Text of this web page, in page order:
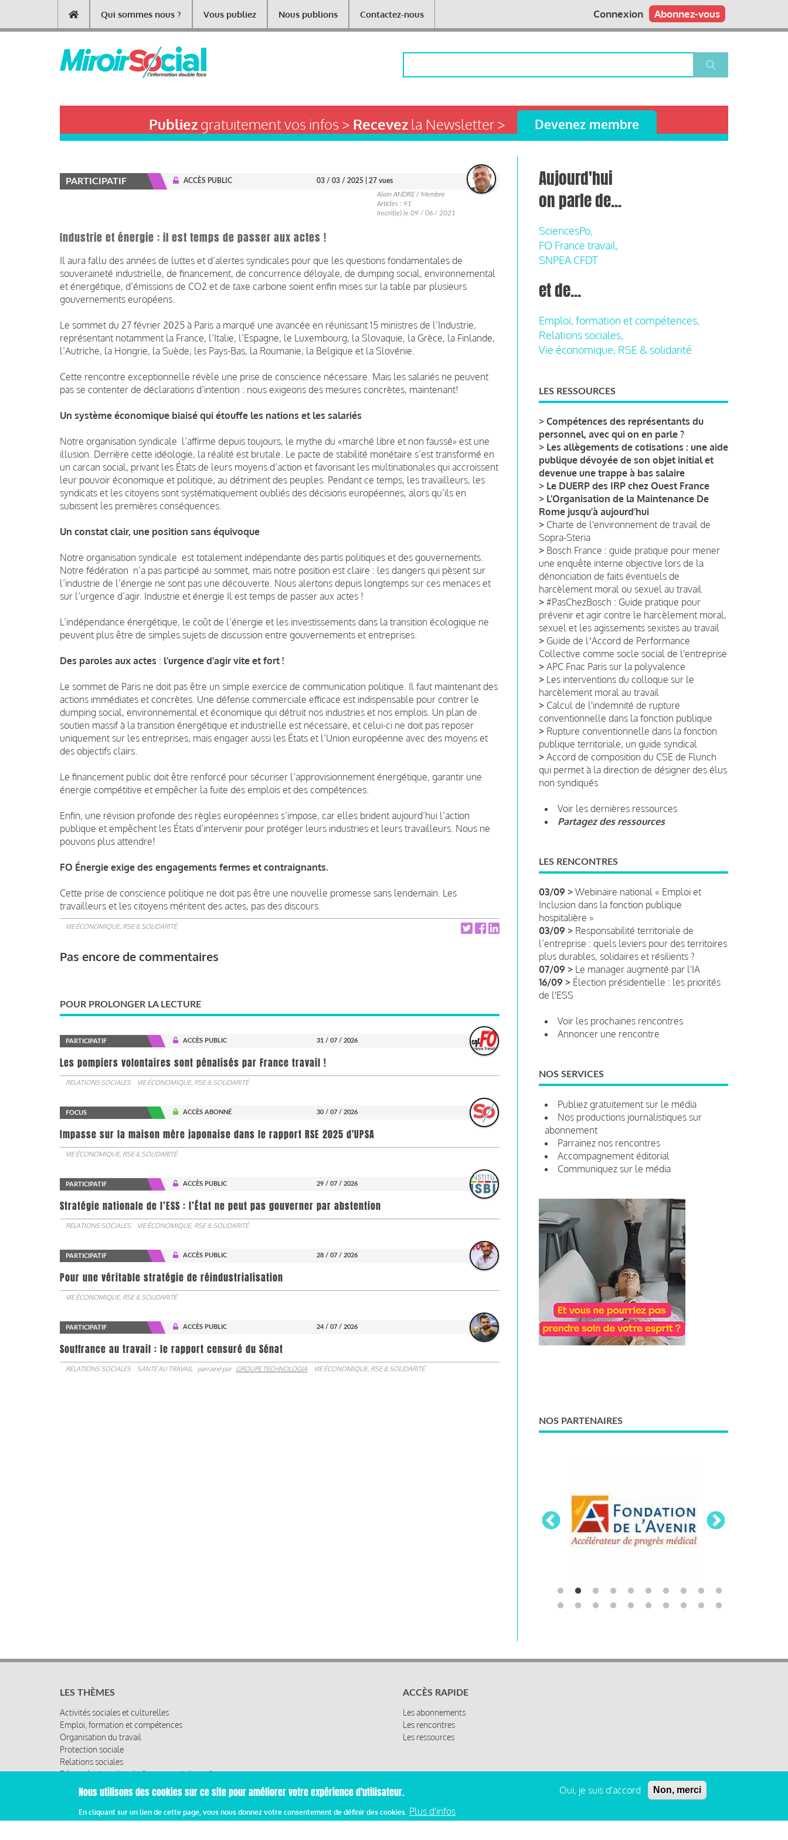
contenu
Main
navigation
Qui sommes nous ? Vous publiez Nous publions Contactez-nous Abonnez-vous
Connexion
Publiezgratuitement vos infos > Recevezla Newsletter > Devenez membre
PARTICIPATIF ACCÈS PUBLIC 03 / 03 / 2025
| 27 vues
Alain ANDRE / Membre
Articles : 91
Inscrit(e) le 09 / 06 / 2021
Industrie et énergie : il est temps de passer aux actes !
Il aura fallu des années de luttes et d’alertes syndicales pour que les questions fondamentales de
souveraineté industrielle, de financement, de concurrence déloyale, de dumping social, environnemental
et énergétique, d’émissions de CO2 et de taxe carbone soient enfin mises sur la table par plusieurs
gouvernements européens.
Le sommet du 27 février 2025 à Paris a marqué une avancée en réunissant 15 ministres de l’Industrie,
représentant notamment la France, l’Italie, l’Espagne, le Luxembourg, la Slovaquie, la Grèce, la Finlande,
l’Autriche, la Hongrie, la Suède, les Pays-Bas, la Roumanie, la Belgique et la Slovénie.
Cette rencontre exceptionnelle révèle une prise de conscience nécessaire. Mais les salariés ne peuvent
pas se contenter de déclarations d’intention : nous exigeons des mesures concrètes, maintenant!
Un système économique biaisé qui étouffe les nations et les salariés
Notre organisation syndicale l’affirme depuis toujours, le mythe du «marché libre et non faussé» est une
illusion. Derrière cette idéologie, la réalité est brutale. Le pacte de stabilité monétaire s’est transformé en
un carcan social, privant les États de leurs moyens d’action et favorisant les multinationales qui accroissent
leur pouvoir économique et politique, au détriment des peuples. Pendant ce temps, les travailleurs, les
syndicats et les citoyens sont systématiquement oubliés des décisions européennes, alors qu’ils en
subissent les premières conséquences.
Un constat clair, une position sans équivoque
Notre organisation syndicale est totalement indépendante des partis politiques et des gouvernements.
Notre fédération n’a pas participé au sommet, mais notre position est claire : les dangers qui pèsent sur
l’industrie de l’énergie ne sont pas une découverte. Nous alertons depuis longtemps sur ces menaces et
sur l’urgence d’agir. Industrie et énergie Il est temps de passer aux actes !
L’indépendance énergétique, le coût de l’énergie et les investissements dans la transition écologique ne
peuvent plus être de simples sujets de discussion entre gouvernements et entreprises.
Des paroles aux actes : l’urgence d’agir vite et fort !
Le sommet de Paris ne doit pas être un simple exercice de communication politique. Il faut maintenant des
actions immédiates et concrètes. Une défense commerciale efficace est indispensable pour contrer le
dumping social, environnemental et économique qui détruit nos industries et nos emplois. Un plan de
soutien massif à la transition énergétique et industrielle est nécessaire, et celui-ci ne doit pas reposer
uniquement sur les entreprises, mais engager aussi les États et l’Union européenne avec des moyens et
des objectifs clairs.
Le financement public doit être renforcé pour sécuriser l’approvisionnement énergétique, garantir une
énergie compétitive et empêcher la fuite des emplois et des compétences.
Enfin, une révision profonde des règles européennes s’impose, car elles brident aujourd’hui l’action
publique et empêchent les États d’intervenir pour protéger leurs industries et leurs travailleurs. Nous ne
pouvons plus attendre!
FO Énergie exige des engagements fermes et contraignants.
Cette prise de conscience politique ne doit pas être une nouvelle promesse sans lendemain. Les
travailleurs et les citoyens méritent des actes, pas des discours.
VIE ÉCONOMIQUE, RSE & SOLIDARITÉ
Pas encore de commentaires
POUR PROLONGER LA LECTURE
PARTICIPATIF ACCÈS PUBLIC 31 / 07 / 2026
Les pompiers volontaires sont pénalisés par France travail !
RELATIONS SOCIALES VIE ÉCONOMIQUE, RSE & SOLIDARITÉ
FOCUS ACCÈS ABONNÉ 30 / 07 / 2026
Impasse sur la maison mère japonaise dans le rapport RSE 2025 d'UPSA
VIE ÉCONOMIQUE, RSE & SOLIDARITÉ
PARTICIPATIF ACCÈS PUBLIC 29 / 07 / 2026
Stratégie nationale de l’ESS : l’État ne peut pas gouverner par abstention
RELATIONS SOCIALES VIE ÉCONOMIQUE, RSE & SOLIDARITÉ
PARTICIPATIF ACCÈS PUBLIC 28 / 07 / 2026
Pour une véritable stratégie de réindustrialisation
VIE ÉCONOMIQUE, RSE & SOLIDARITÉ
PARTICIPATIF ACCÈS PUBLIC 24 / 07 / 2026
Souffrance au travail : le rapport censuré du Sénat
RELATIONS SOCIALES SANTÉ AU TRAVAIL parrainé par GROUPE TECHNOLOGIA VIE ÉCONOMIQUE, RSE & SOLIDARITÉ
Aujourd'hui
on parle de...
SciencesPo,
FO France travail,
SNPEA CFDT
et de...
Emploi, formation et compétences,
Relations sociales,
Vie économique, RSE & solidarité
LES RESSOURCES
> Compétences des représentants du
personnel, avec qui on en parle ?
> Les allègements de cotisations : une aide
publique dévoyée de son objet initial et
devenue une trappe à bas salaire
> Le DUERP des IRP chez Ouest France
> L’Organisation de la Maintenance De
Rome jusqu’à aujourd’hui
> Charte de l'environnement de travail de
Sopra-Steria
> Bosch France : guide pratique pour mener
une enquête interne objective lors de la
dénonciation de faits éventuels de
harcèlement moral ou sexuel au travail
> #PasChezBosch : Guide pratique pour
prévenir et agir contre le harcèlement moral,
sexuel et les agissements sexistes au travail
> Guide de lʼAccord de Performance
Collective comme socle social de l'entreprise
> APC Fnac Paris sur la polyvalence
> Les interventions du colloque sur le
harcèlement moral au travail
> Calcul de l'indemnité de rupture
conventionnelle dans la fonction publique
> Rupture conventionnelle dans la fonction
publique territoriale, un guide syndical
> Accord de composition du CSE de Flunch
qui permet à la direction de désigner des élus
non syndiqués
Voir les dernières ressources
Partagez des ressources
LES RENCONTRES
03/09 > Webinaire national « Emploi et
Inclusion dans la fonction publique
hospitalière »
03/09 > Responsabilité territoriale de
l’entreprise : quels leviers pour des territoires
plus durables, solidaires et résilients ?
07/09 > Le manager augmenté par l'IA
16/09 > Élection présidentielle : les priorités
de l'ESS
Voir les prochaines rencontres
Annoncer une rencontre
NOS SERVICES
Publiez gratuitement sur le média
Nos productions journalistiques sur
abonnement
Parrainez nos rencontres
Accompagnement éditorial
Communiquez sur le média
NOS PARTENAIRES
LES THÈMES
Activités sociales et culturelles
Emploi, formation et compétences
Organisation du travail
Protection sociale
Relations sociales
Rémunération globale & partage de la performance
Santé au travail
Vie économique, RSE & solidarité
ACCÈS RAPIDE
Les abonnements
Les rencontres
Les ressources
Nous utilisons des cookies sur ce site pour améliorer votre expérience d'utilisateur.
En cliquant sur un lien de cette page, vous nous donnez votre consentement de définir des cookies. Plus d'infos
Oui, je suis d'accord Non, merci